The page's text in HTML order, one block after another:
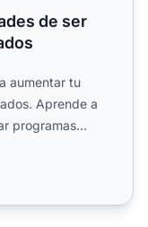
de ser
aumentar tu
Aprende a
programas